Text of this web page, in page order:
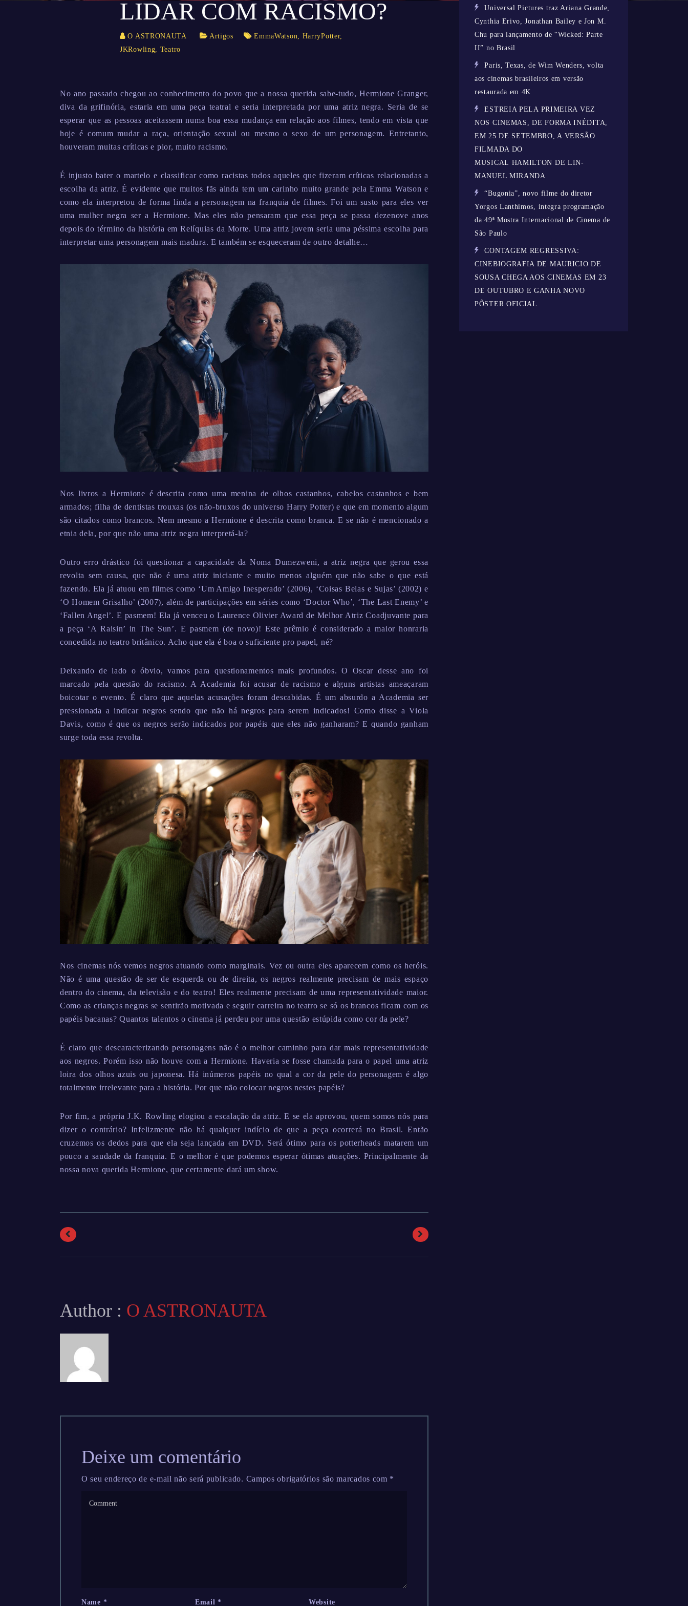
LIDAR COM RACISMO?
O ASTRONAUTA Artigos EmmaWatson, HarryPotter,
JKRowling, Teatro
No ano passado chegou ao conhecimento do povo que a nossa querida sabe-tudo, Hermione Granger,
diva da grifinória, estaria em uma peça teatral e seria interpretada por uma atriz negra. Seria de se
esperar que as pessoas aceitassem numa boa essa mudança em relação aos filmes, tendo em vista que
hoje é comum mudar a raça, orientação sexual ou mesmo o sexo de um personagem. Entretanto,
houveram muitas críticas e pior, muito racismo.
É injusto bater o martelo e classificar como racistas todos aqueles que fizeram críticas relacionadas a
escolha da atriz. É evidente que muitos fãs ainda tem um carinho muito grande pela Emma Watson e
como ela interpretou de forma linda a personagem na franquia de filmes. Foi um susto para eles ver
uma mulher negra ser a Hermione. Mas eles não pensaram que essa peça se passa dezenove anos
depois do término da história em Relíquias da Morte. Uma atriz jovem seria uma péssima escolha para
interpretar uma personagem mais madura. E também se esqueceram de outro detalhe…
Nos livros a Hermione é descrita como uma menina de olhos castanhos, cabelos castanhos e bem
armados; filha de dentistas trouxas (os não-bruxos do universo Harry Potter) e que em momento algum
são citados como brancos. Nem mesmo a Hermione é descrita como branca. E se não é mencionado a
etnia dela, por que não uma atriz negra interpretá-la?
Outro erro drástico foi questionar a capacidade da Noma Dumezweni, a atriz negra que gerou essa
revolta sem causa, que não é uma atriz iniciante e muito menos alguém que não sabe o que está
fazendo. Ela já atuou em filmes como ‘Um Amigo Inesperado’ (2006), ‘Coisas Belas e Sujas’ (2002) e
‘O Homem Grisalho’ (2007), além de participações em séries como ‘Doctor Who’, ‘The Last Enemy’ e
‘Fallen Angel’. E pasmem! Ela já venceu o Laurence Olivier Award de Melhor Atriz Coadjuvante para
a peça ‘A Raisin’ in The Sun’. E pasmem (de novo)! Este prêmio é considerado a maior honraria
concedida no teatro britânico. Acho que ela é boa o suficiente pro papel, né?
Deixando de lado o óbvio, vamos para questionamentos mais profundos. O Oscar desse ano foi
marcado pela questão do racismo. A Academia foi acusar de racismo e alguns artistas ameaçaram
boicotar o evento. É claro que aquelas acusações foram descabidas. É um absurdo a Academia ser
pressionada a indicar negros sendo que não há negros para serem indicados! Como disse a Viola
Davis, como é que os negros serão indicados por papéis que eles não ganharam? E quando ganham
surge toda essa revolta.
Nos cinemas nós vemos negros atuando como marginais. Vez ou outra eles aparecem como os heróis.
Não é uma questão de ser de esquerda ou de direita, os negros realmente precisam de mais espaço
dentro do cinema, da televisão e do teatro! Eles realmente precisam de uma representatividade maior.
Como as crianças negras se sentirão motivada e seguir carreira no teatro se só os brancos ficam com os
papéis bacanas? Quantos talentos o cinema já perdeu por uma questão estúpida como cor da pele?
É claro que descaracterizando personagens não é o melhor caminho para dar mais representatividade
aos negros. Porém isso não houve com a Hermione. Haveria se fosse chamada para o papel uma atriz
loira dos olhos azuis ou japonesa. Há inúmeros papéis no qual a cor da pele do personagem é algo
totalmente irrelevante para a história. Por que não colocar negros nestes papéis?
Por fim, a própria J.K. Rowling elogiou a escalação da atriz. E se ela aprovou, quem somos nós para
dizer o contrário? Infelizmente não há qualquer indício de que a peça ocorrerá no Brasil. Então
cruzemos os dedos para que ela seja lançada em DVD. Será ótimo para os potterheads matarem um
pouco a saudade da franquia. E o melhor é que podemos esperar ótimas atuações. Principalmente da
nossa nova querida Hermione, que certamente dará um show.
Author : O ASTRONAUTA
Deixe um comentário
O seu endereço de e-mail não será publicado. Campos obrigatórios são marcados com *
Name * Email* Website
Universal Pictures traz Ariana Grande,
Cynthia Erivo, Jonathan Bailey e Jon M.
Chu para lançamento de “Wicked: Parte
II” no Brasil
Paris, Texas, de Wim Wenders, volta
aos cinemas brasileiros em versão
restaurada em 4K
ESTREIA PELA PRIMEIRA VEZ
NOS CINEMAS, DE FORMA INÉDITA,
EM 25 DE SETEMBRO, A VERSÃO
FILMADA DO
MUSICAL HAMILTON DE LIN-
MANUEL MIRANDA
“Bugonia”, novo filme do diretor
Yorgos Lanthimos, integra programação
da 49ª Mostra Internacional de Cinema de
São Paulo
CONTAGEM REGRESSIVA:
CINEBIOGRAFIA DE MAURICIO DE
SOUSA CHEGA AOS CINEMAS EM 23
DE OUTUBRO E GANHA NOVO
PÔSTER OFICIAL